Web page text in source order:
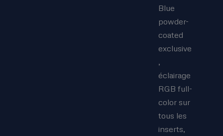
Blue
powder-
coated
exclusive
,
éclairage
RGB full-
color sur
tous les
inserts,